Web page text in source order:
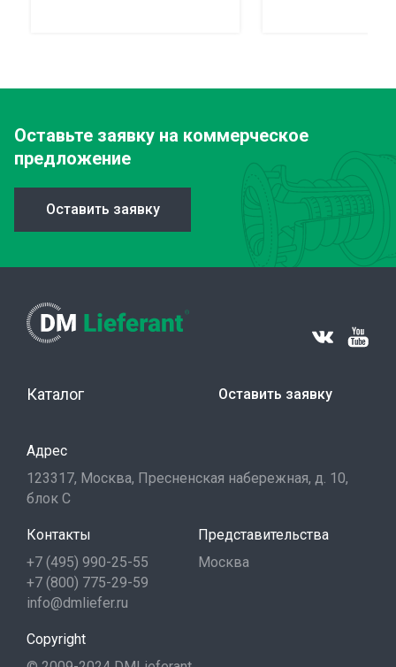
Оставьте заявку на коммерческое
предложение
Оставить заявку
Каталог Оставить заявку
Адрес
123317, Москва, Пресненская набережная, д. 10,
блок С
Контакты
+7 (495) 990-25-55
+7 (800) 775-29-59
info@dmliefer.ru
Представительства
Москва
Copyright